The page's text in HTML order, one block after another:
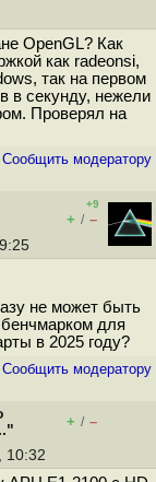
OpenGL? Как
как radeonsi,
так на первом
в секунду, нежели
Проверял на
Cообщить модератору
+9
+ / –
не может быть
для
в 2025 году?
Cообщить модератору
+ / –
10:32